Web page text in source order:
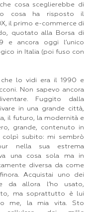
cosa sceglierebbe di
cosa ha risposto il
il primo e-commerce di
quotato alla Borsa di
e ancora oggi l’unico
in Italia (poi fuso con
lo vidi era il 1990 e
Non sapevo ancora
Fuggito dalla
in una grande città,
il futuro, la modernità e
grande, contenuto in
colpì subito: mi sembrò
nella sua estrema
una cosa sola ma in
diversa da come
Acquistai uno dei
da allora l’ho usato,
ma soprattutto è lui
me, la mia vita. Sto